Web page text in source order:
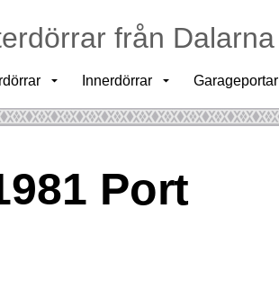
från Dalarna
Innerdörrar Garageportar
Port